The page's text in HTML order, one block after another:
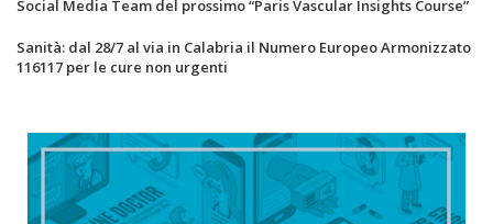
Social Media Team del prossimo “Paris Vascular Insights Course”
Sanità: dal 28/7 al via in Calabria il Numero Europeo Armonizzato
116117 per le cure non urgenti